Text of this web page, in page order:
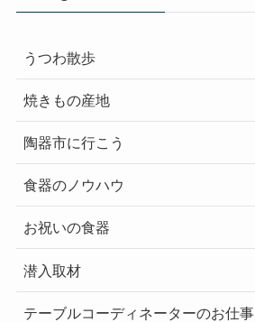
うつわ散歩
焼きもの産地
陶器市に行こう
食器のノウハウ
お祝いの食器
潜入取材
テーブルコーディネーターのお仕事